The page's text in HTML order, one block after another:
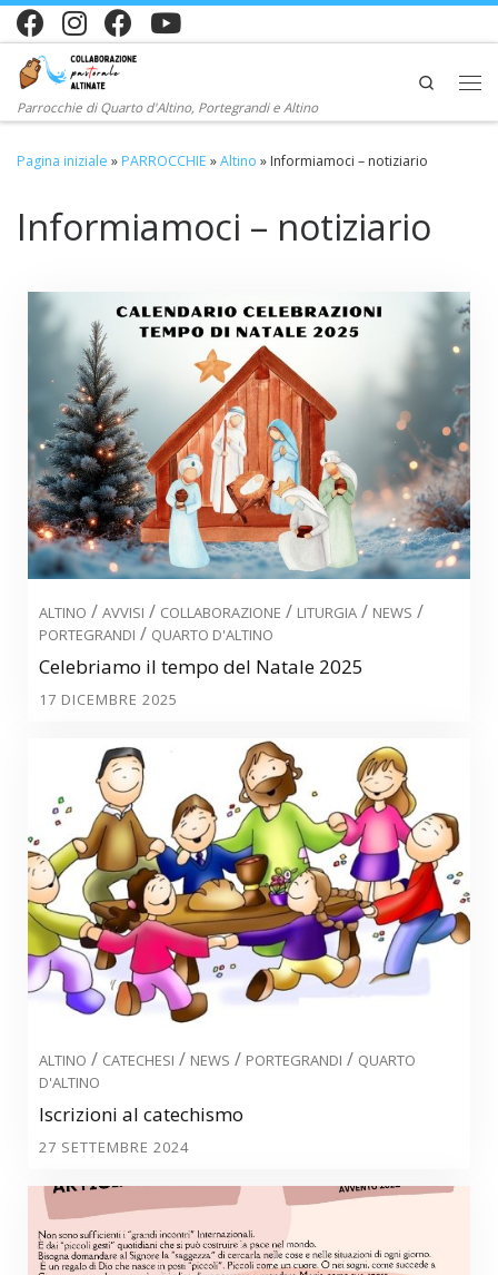
Passa al contenuto
Parrocchie di Quarto d'Altino, Portegrandi e Altino
Search
Pagina iniziale » PARROCCHIE »Altino » Informiamoci – notiziario
Informiamoci – notiziario
ALTINO / AVVISI / COLLABORAZIONE / LITURGIA / NEWS /
PORTEGRANDI / QUARTO D'ALTINO
Celebriamo il tempo del Natale 2025
17 DICEMBRE 2025
ALTINO / CATECHESI / NEWS / PORTEGRANDI / QUARTO
D'ALTINO
Iscrizioni al catechismo
27 SETTEMBRE 2024